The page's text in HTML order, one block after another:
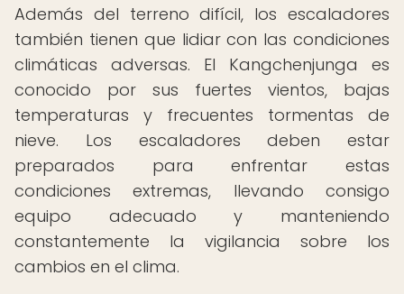
Además del terreno difícil, los escaladores
también tienen que lidiar con las condiciones
climáticas adversas. El Kangchenjunga es
conocido por sus fuertes vientos, bajas
temperaturas y frecuentes tormentas de
nieve. Los escaladores deben estar
preparados para enfrentar estas
condiciones extremas, llevando consigo
equipo adecuado y manteniendo
constantemente la vigilancia sobre los
cambios en el clima.